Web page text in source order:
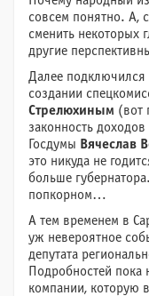
совсем понятно. А,
сменить некоторых
другие
Далее подключился
создании
Стрелюхиным (вот
законность
Госдумы Вячеслав
это никуда не
больше
попкорном…
А тем временем в
уж невероятное
депутата
Подробностей пока
компании, которую